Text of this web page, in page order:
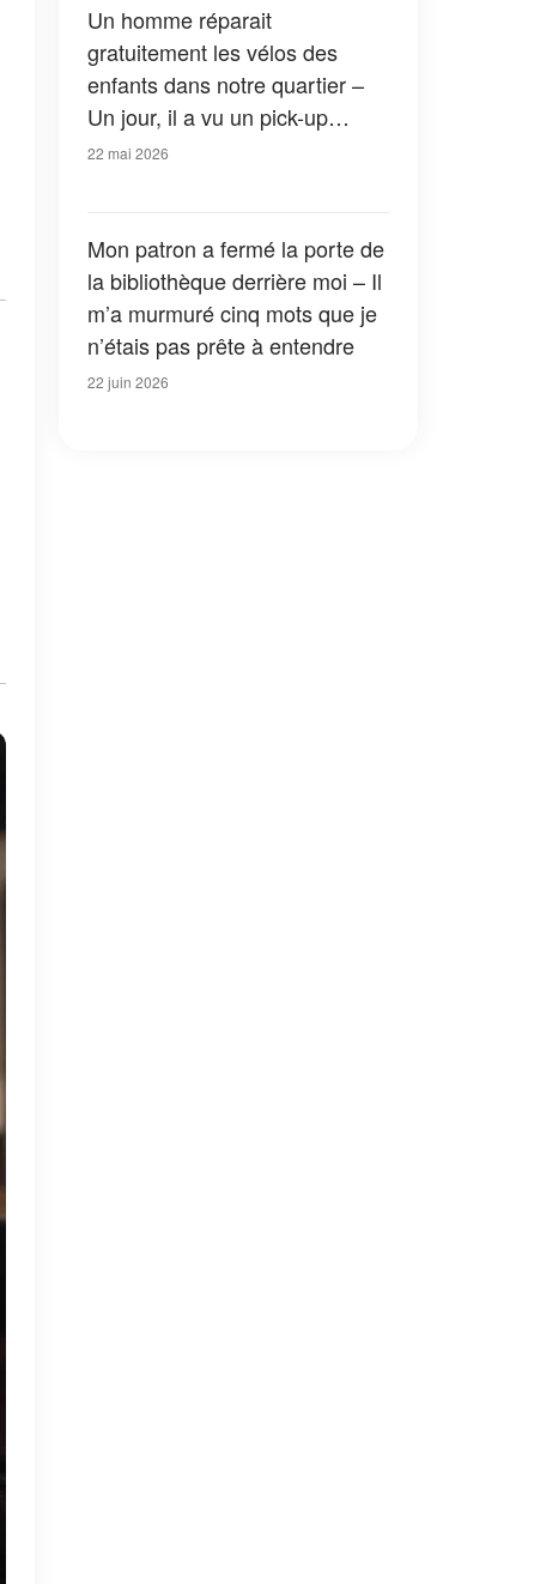
dernière enveloppe
Un homme réparait
gratuitement les vélos des
enfants dans notre quartier –
Un jour, il a vu un pick-up
flambant neuf garé devant chez
22 mai 2026
Mon patron a fermé la porte de
la bibliothèque derrière moi – Il
m’a murmuré cinq mots que je
n’étais pas prête à entendre
22 juin 2026